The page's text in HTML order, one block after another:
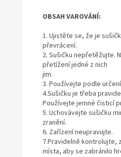
OBSAH VAROVÁNÍ:
1. Ujistěte se, že je
převrácení.
2. Sušičku nepřetěžujte.
přetížení jedné z nich
jim.
3. Používejte podle
4.Sušičku je třeba
Používejte jemné čisticí
5. Uchovávejte sušičku
zranění.
6. Zařízení neupravujte.
7.Pravidelně kontrolujte,
místa, aby se zabránilo